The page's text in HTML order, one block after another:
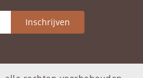
Inschrijven